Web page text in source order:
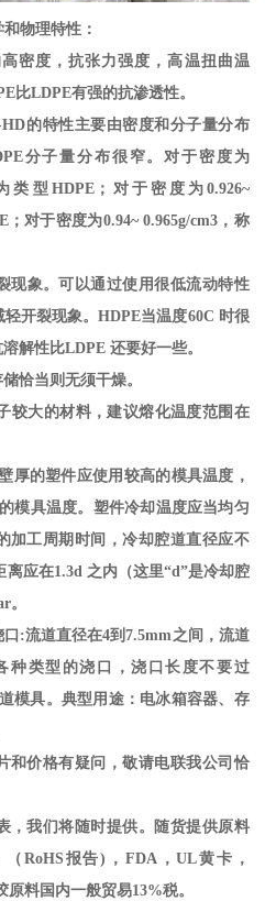
物理特性：
密度，抗张力强度，高温扭曲温
比LDPE有强的抗渗透性。
的特性主要由密度和分子量分布
分子量分布很窄。对于密度为
类型 HDPE；对于密度为 0.926~
；对于密度为0.94~ 0.965g/cm3 ，称
现象。可以通过使用很低流动特性
轻开裂现象。HDPE当温度60C 时很
解性比LDPE还要好一些。
恰当则无须干燥。
较大的材料，建议熔化温度范围在
厚的塑件应使用较高的模具温度，
模具温度。塑件冷却温度应当均匀
加工周期时间，冷却腔道直径应不
离应在1.3d 之内（这里“d”是冷却腔
。
:流道直径在4到7.5mm之间，流道
种类型的浇口，浇口长度不要过
模具。典型用途：电冰箱容器、存
和价格有疑问，敬请电联我公司恰
，我们将随时提供。随货提供原料
（ RoHS 报告) ， FDA，UL黄卡，
原料国内一般贸易13%税。